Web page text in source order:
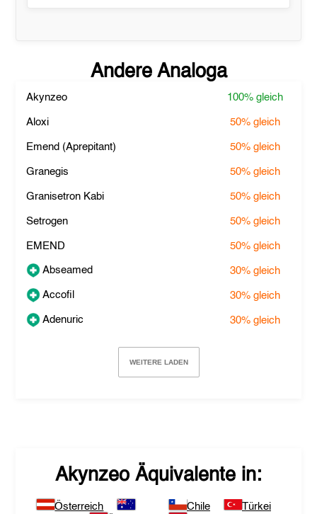
Andere Analoga
Akynzeo 100% gleich
Aloxi 50% gleich
Emend (Aprepitant) 50% gleich
Granegis 50% gleich
Granisetron Kabi 50% gleich
Setrogen 50% gleich
EMEND 50% gleich
Abseamed 30% gleich
Accofil 30% gleich
Adenuric 30% gleich
WEITERE LADEN
Akynzeo Äquivalente in:
Österreich
Chile
Türkei